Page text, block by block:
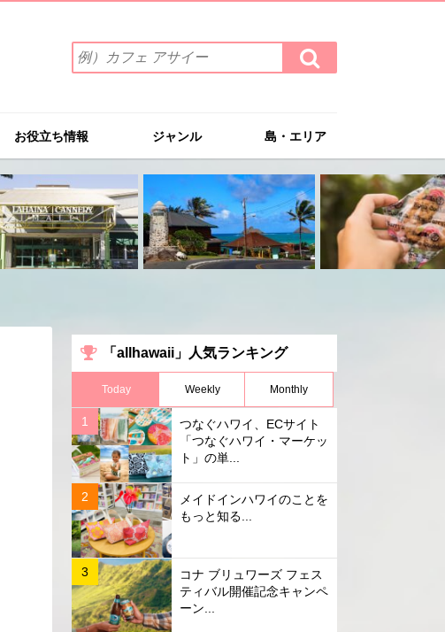
索
ワ
を
入
(例）
カ
フ
ェ
イ
ー
検
索
す
お役立ち情報 ジャンル 島・エリア
「allhawaii」人気ランキング
Today Weekly Monthly
つなぐハワイ、ECサイト
「つなぐハワイ・マーケッ
ト」の単...
メイドインハワイのことを
もっと知る...
コナ ブリュワーズ フェス
ティバル開催記念キャンペ
ーン...